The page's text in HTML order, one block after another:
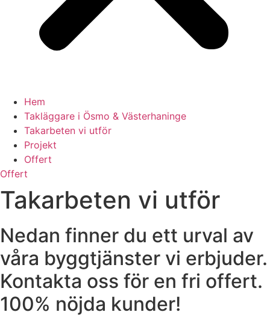
Hem
Takläggare i Ösmo & Västerhaninge
Takarbeten vi utför
Projekt
Offert
Offert
Takarbeten vi utför
Nedan finner du ett urval av
våra byggtjänster vi erbjuder.
Kontakta oss för en fri offert.
100% nöjda kunder!